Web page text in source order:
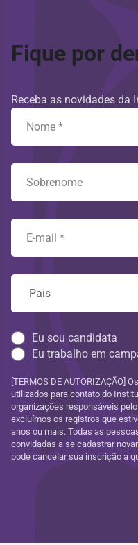
Fique por
Receba as novidades da
Eu sou candidata
Eu trabalho em
[TERMOS DE AUTORIZAÇÃO]
utilizados para contato do
organizações responsáveis
excluímos os registros que
anos ou mais. Todas as
convidadas a se cadastrar
pode cancelar sua inscrição a